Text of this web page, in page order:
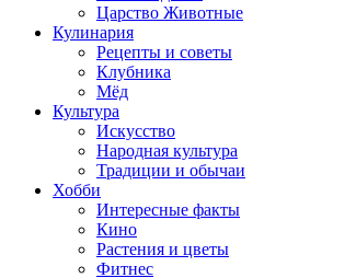
Царство Животные
Кулинария
Рецепты и советы
Клубника
Мёд
Культура
Искусство
Народная культура
Традиции и обычаи
Хобби
Интересные факты
Кино
Растения и цветы
Фитнес